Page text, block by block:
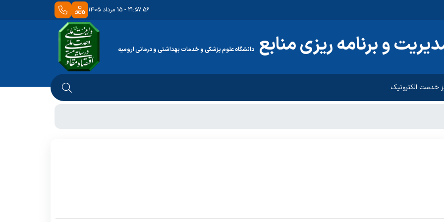
21:57:56 - 15 مرداد 1405
و برنامه ریزی منابع دانشگاه علوم پزشکی و خدمات بهداشتی و درمانی ارومیه
خدمت الکترونیک